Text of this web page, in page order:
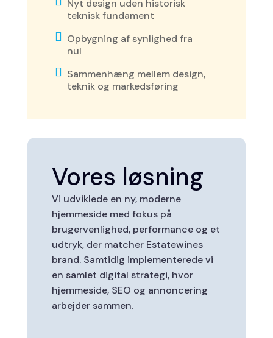
Nyt design uden historisk
teknisk fundament
 Opbygning af synlighed fra
nul
 Sammenhæng mellem design,
teknik og markedsføring
Vores løsning
Vi udviklede en ny, moderne
hjemmeside med fokus på
brugervenlighed, performance og et
udtryk, der matcher Estatewines
brand. Samtidig implementerede vi
en samlet digital strategi, hvor
hjemmeside, SEO og annoncering
arbejder sammen.